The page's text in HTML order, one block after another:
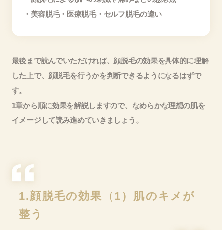
・美容脱毛・医療脱毛・セルフ脱毛の違い
最後まで読んでいただければ、顔脱毛の効果を具体的に理解
した上で、顔脱毛を行うかを判断できるようになるはずで
す。
1章から順に効果を解説しますので、なめらかな理想の肌を
イメージして読み進めていきましょう。
1.顔脱毛の効果（1）肌のキメが
整う